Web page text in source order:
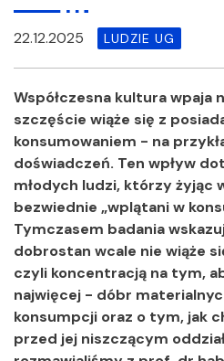
22.12.2025 LUDZIE UG
Współczesna kultura wpaja
szczęście wiąże się z
konsumowaniem - na
doświadczeń. Ten wpływ
młodych ludzi, którzy żyjąc
bezwiednie „wplątani w
Tymczasem badania
dobrostan wcale nie wiąże
czyli koncentracją na tym,
najwięcej - dóbr
konsumpcji oraz o tym, jak
przed jej niszczącym